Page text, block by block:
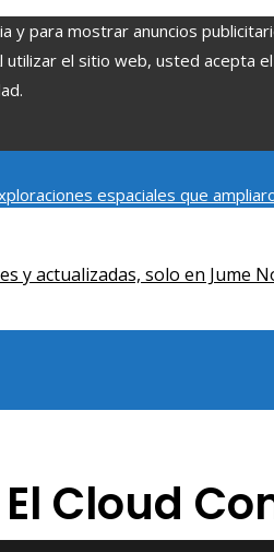
para mostrar anuncios
el sitio web, usted acepta
espaciales que
y actualizadas, solo en Jume
Cloud